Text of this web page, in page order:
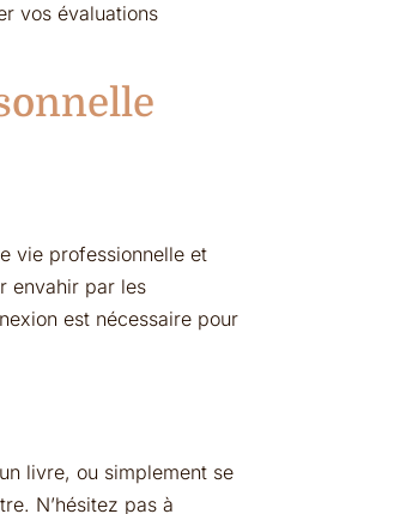
vos évaluations
vie professionnelle et
envahir par les
est nécessaire pour
livre, ou simplement se
N’hésitez pas à